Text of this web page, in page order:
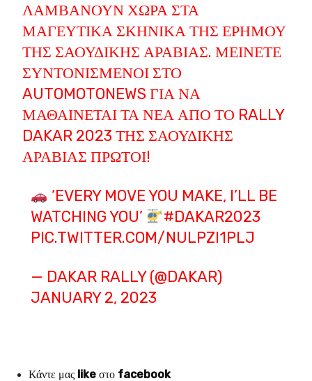
ΛΑΜΒΆΝΟΥΝ ΧΏΡΑ ΣΤΑ
ΜΑΓΕΥΤΙΚΆ ΣΚΗΝΙΚΆ ΤΗΣ ΕΡΉΜΟΥ
ΤΗΣ ΣΑΟΥΔΙΚΉΣ ΑΡΑΒΊΑΣ. ΜΕΊΝΕΤΕ
ΣΥΝΤΟΝΙΣΜΈΝΟΙ ΣΤΟ
AUTOMOTONEWS ΓΙΑ ΝΑ
ΜΑΘΑΊΝΕΤΑΙ ΤΑ ΝΈΑ ΑΠΌ ΤΟ RALLY
DAKAR 2023 ΤΗΣ ΣΑΟΥΔΙΚΉΣ
ΑΡΑΒΊΑΣ ΠΡΏΤΟΙ!
‘EVERY MOVE YOU MAKE, I’LL BE
WATCHING YOU’
#DAKAR2023
PIC.TWITTER.COM/NULPZI1PLJ
— DAKAR RALLY (@DAKAR)
JANUARY 2, 2023
Κάντε μας like στο facebook